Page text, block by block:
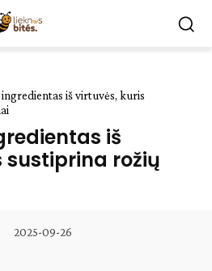
iš virtuvės, kuris
iš
sustiprina rožių
2025-09-26